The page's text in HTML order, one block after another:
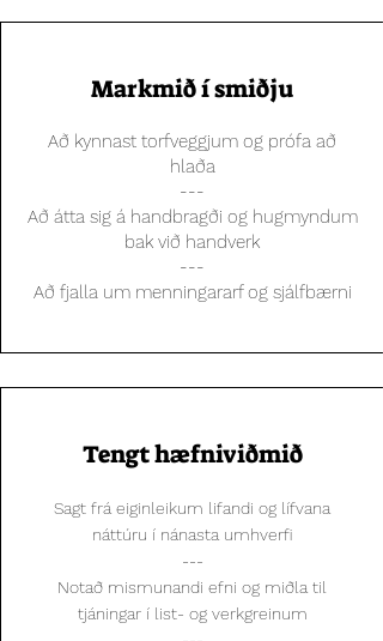
Markmið í smiðju
Að kynnast torfveggjum og prófa að
hlaða
---
Að átta sig á handbragði og hugmyndum
bak við handverk
---
Að fjalla um menningararf og sjálfbærni
Tengt hæfniviðmið
Sagt frá eiginleikum lifandi og lífvana
náttúru í nánasta umhverfi
---
Notað mismunandi efni og miðla til
tjáningar í list- og verkgreinum